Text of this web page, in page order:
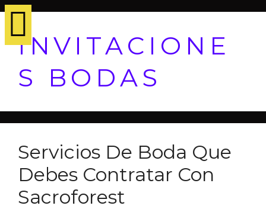
INVITACIONE
S BODAS
Servicios De Boda Que
Debes Contratar Con
Sacroforest